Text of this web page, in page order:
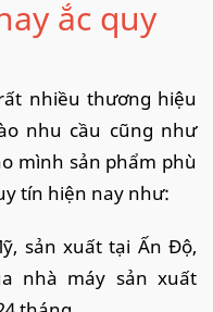
ắc quy
nhiều thương hiệu
nhu cầu cũng như
mình sản phẩm phù
tín hiện nay như:
sản xuất tại Ấn Độ,
nhà máy sản xuất